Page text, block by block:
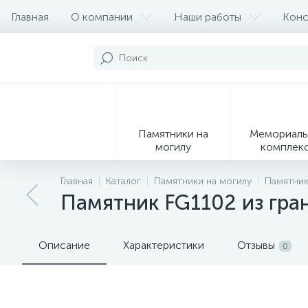
Главная О компании Наши работы
Памятники на
могилу
Главная Каталог Памятники на могилу
Памятник FG1102 из
Описание Характеристики Отзывы 0